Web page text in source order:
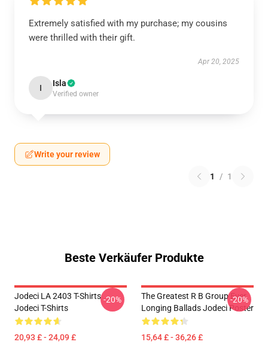
Extremely satisfied with my purchase; my cousins
were thrilled with their gift.
Apr 20, 2025
I Isla
Verified owner
Write your review
1 / 1
Beste Verkäufer Produkte
Jodeci LA 2403 T-Shirts
Jodeci T-Shirts
20,93 £ - 24,09 £
-20%
The Greatest R B Group Ever
Longing Ballads Jodeci Poster
15,64 £ - 36,26 £
-20%